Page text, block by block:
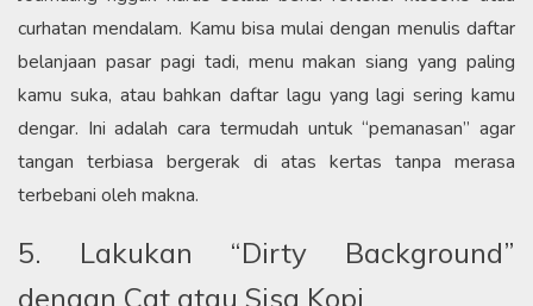
curhatan mendalam. Kamu bisa mulai dengan menulis daftar
belanjaan pasar pagi tadi, menu makan siang yang paling
kamu suka, atau bahkan daftar lagu yang lagi sering kamu
dengar. Ini adalah cara termudah untuk “pemanasan” agar
tangan terbiasa bergerak di atas kertas tanpa merasa
terbebani oleh makna.
​5. Lakukan “Dirty Background”
dengan Cat atau Sisa Kopi​